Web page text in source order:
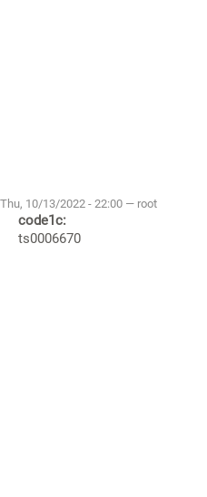
Thu, 10/13/2022 - 22:00 — root
code1c:
ts0006670